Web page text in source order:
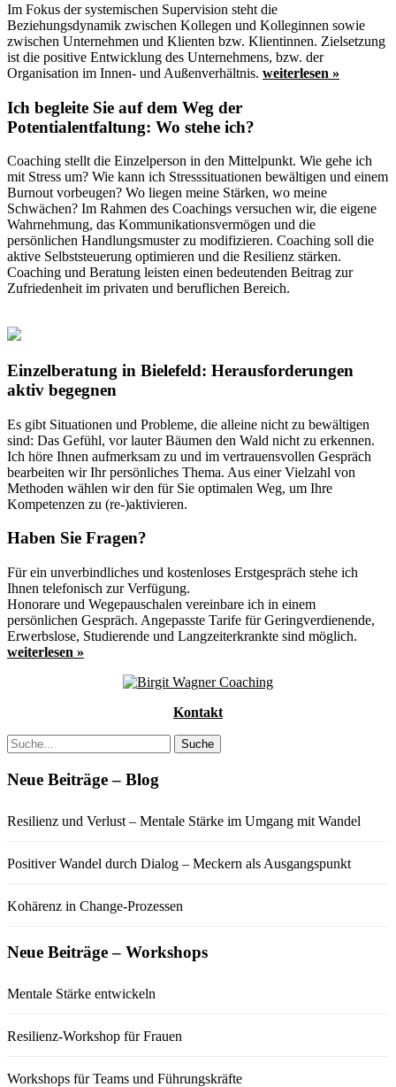
Im Fokus der systemischen Supervision steht die
Beziehungsdynamik zwischen Kollegen und Kolleginnen sowie
zwischen Unternehmen und Klienten bzw. Klientinnen. Zielsetzung
ist die positive Entwicklung des Unternehmens, bzw. der
Organisation im Innen- und Außenverhältnis. weiterlesen »
Ich begleite Sie auf dem Weg der
Potentialentfaltung: Wo stehe ich?
Coaching stellt die Einzelperson in den Mittelpunkt. Wie gehe ich
mit Stress um? Wie kann ich Stresssituationen bewältigen und einem
Burnout vorbeugen? Wo liegen meine Stärken, wo meine
Schwächen? Im Rahmen des Coachings versuchen wir, die eigene
Wahrnehmung, das Kommunikationsvermögen und die
persönlichen Handlungsmuster zu modifizieren. Coaching soll die
aktive Selbststeuerung optimieren und die Resilienz stärken.
Coaching und Beratung leisten einen bedeutenden Beitrag zur
Zufriedenheit im privaten und beruflichen Bereich.
Einzelberatung in Bielefeld: Herausforderungen
aktiv begegnen
Es gibt Situationen und Probleme, die alleine nicht zu bewältigen
sind: Das Gefühl, vor lauter Bäumen den Wald nicht zu erkennen.
Ich höre Ihnen aufmerksam zu und im vertrauensvollen Gespräch
bearbeiten wir Ihr persönliches Thema. Aus einer Vielzahl von
Methoden wählen wir den für Sie optimalen Weg, um Ihre
Kompetenzen zu (re-)aktivieren.
Haben Sie Fragen?
Für ein unverbindliches und kostenloses Erstgespräch stehe ich
Ihnen telefonisch zur Verfügung.
Honorare und Wegepauschalen vereinbare ich in einem
persönlichen Gespräch. Angepasste Tarife für Geringverdienende,
Erwerbslose, Studierende und Langzeiterkrankte sind möglich.
weiterlesen »
Kontakt
Neue Beiträge – Blog
Resilienz und Verlust – Mentale Stärke im Umgang mit Wandel
Positiver Wandel durch Dialog – Meckern als Ausgangspunkt
Kohärenz in Change-Prozessen
Neue Beiträge – Workshops
Mentale Stärke entwickeln
Resilienz-Workshop für Frauen
Workshops für Teams und Führungskräfte